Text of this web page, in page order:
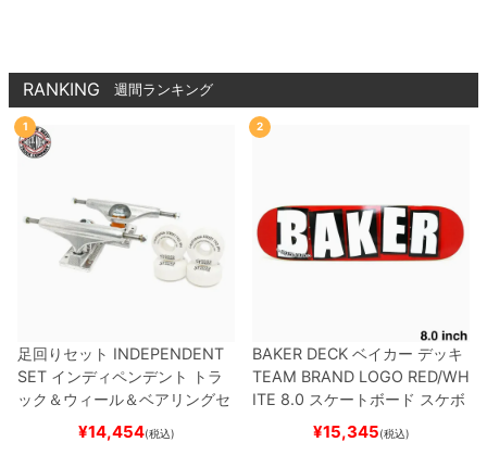
RANKING 週間ランキング
1
足回りセット INDEPENDENT
SET インディペンデント
トラ
ック＆ウィール＆ベアリングセ
（トリック用）
ード スケボー
¥14,454(税込)
2
BAKER DECK ベイカー デッキ
TEAM BRAND LOGO RED/WH
ITE 8.0 スケートボード スケボ
¥15,345(税込)